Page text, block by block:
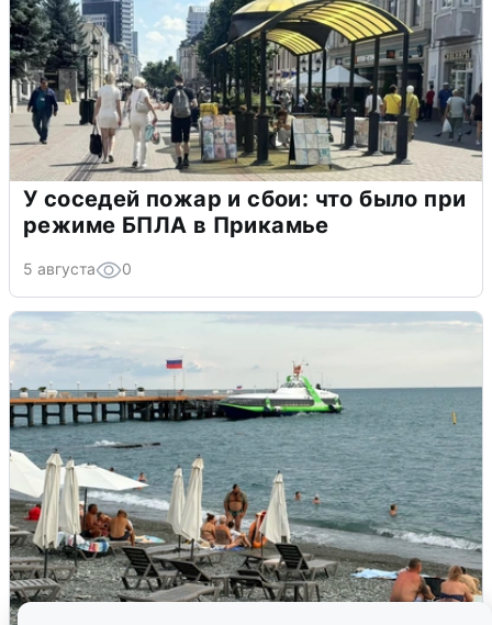
У соседей пожар и сбои: что было при
режиме БПЛА в Прикамье
5 августа 0